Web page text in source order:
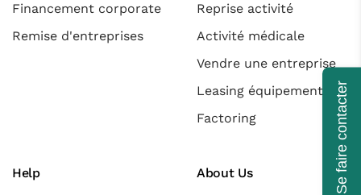
Financement corporate
Remise d'entreprises
Reprise activité
Activité médicale
Vendre une entreprise
Leasing équipements
Factoring
Help About Us Se faire contacter